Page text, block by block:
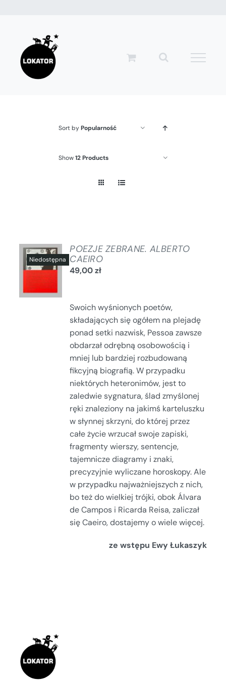
zawartości
Sort byPopularność
Show12 Products
SZCZEGÓŁY
POEZJE ZEBRANE. ALBERTO
CAEIRO
49,00zł
Swoich wyśnionych poetów,
składających się ogółem na plejadę
ponad setki nazwisk, Pessoa zawsze
obdarzał odrębną osobowością i
mniej lub bardziej rozbudowaną
fikcyjną biografią. W przypadku
niektórych heteronimów, jest to
zaledwie sygnatura, ślad zmyślonej
ręki znaleziony na jakimś karteluszku
w słynnej skrzyni, do której przez
całe życie wrzucał swoje zapiski,
fragmenty wierszy, sentencje,
tajemnicze diagramy i znaki,
precyzyjnie wyliczane horoskopy. Ale
w przypadku najważniejszych z nich,
bo też do wielkiej trójki, obok Álvara
de Campos i Ricarda Reisa, zaliczał
się Caeiro, dostajemy o wiele więcej.
ze wstępu Ewy Łukaszyk